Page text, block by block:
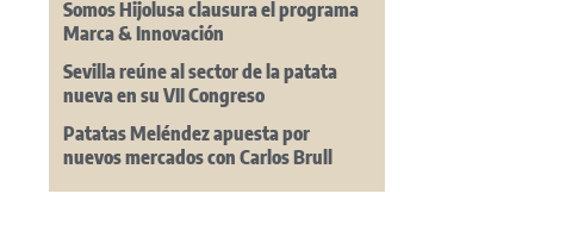
Somos Hijolusa clausura el programa
Marca & Innovación
Sevilla reúne al sector de la patata
nueva en su VII Congreso
Patatas Meléndez apuesta por
nuevos mercados con Carlos Brull